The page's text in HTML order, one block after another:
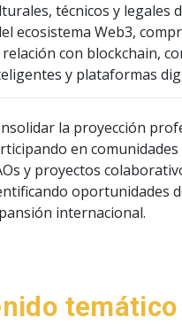
técnicos y legales
ecosistema Web3,
con blockchain,
y plataformas
la proyección
en comunidades
y proyectos
oportunidades
internacional.
temático